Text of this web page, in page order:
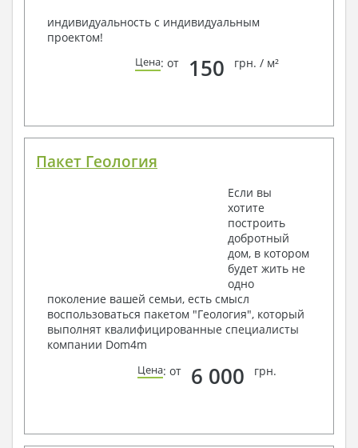
индивидуальность с индивидуальным
проектом!
Цена: от 150 грн. / м²
Пакет Геология
Если вы
хотите
построить
добротный
дом, в котором
будет жить не
одно
поколение вашей семьи, есть смысл
воспользоваться пакетом "Геология", который
выполнят квалифицированные специалисты
компании Dom4m
Цена: от 6 000 грн.